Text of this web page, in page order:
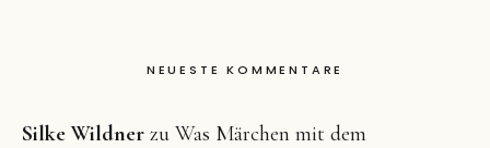
NEUESTE KOMMENTARE
Silke Wildner zu Was Märchen mit dem